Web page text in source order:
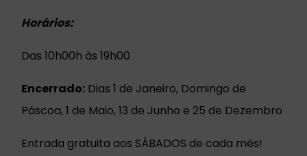
Horários:
Das 10h00h às 19h00
Encerrado: Dias 1 de Janeiro, Domingo de
Páscoa, 1 de Maio, 13 de Junho e 25 de Dezembro
Entrada gratuita aos SÁBADOS de cada mês!